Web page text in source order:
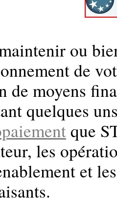
ou
de
de moyens
quelques
que
les
et